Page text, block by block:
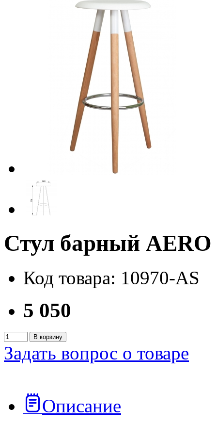
Стул барный AERO
Код товара: 10970-AS
5 050
В корзину
Задать вопрос о товаре
Описание